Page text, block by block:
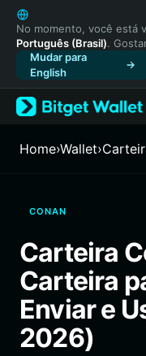
English
日本語
Tiếng Việt
Русский
Español
Türkçe
Français
繁體中文
Bahasa Indonesia
ภาษาไทย
हिन्दी
Español
Português (Brasil)
No momento, você está
Português (Brasil).
Mudar para
English
Home›Wallet›
CONAN
Carteira
Carteira
Enviar e
2026)